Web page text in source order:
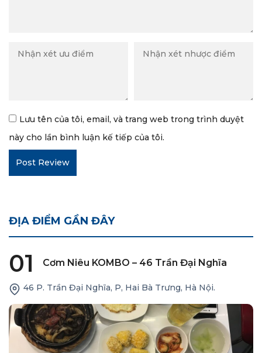
Lưu tên của tôi, email, và trang web trong trình duyệt
này cho lần bình luận kế tiếp của tôi.
ĐỊA ĐIỂM GẦN ĐÂY
01 Cơm Niêu KOMBO – 46 Trần Đại Nghĩa
46 P. Trần Đại Nghĩa, P, Hai Bà Trưng, Hà Nội.